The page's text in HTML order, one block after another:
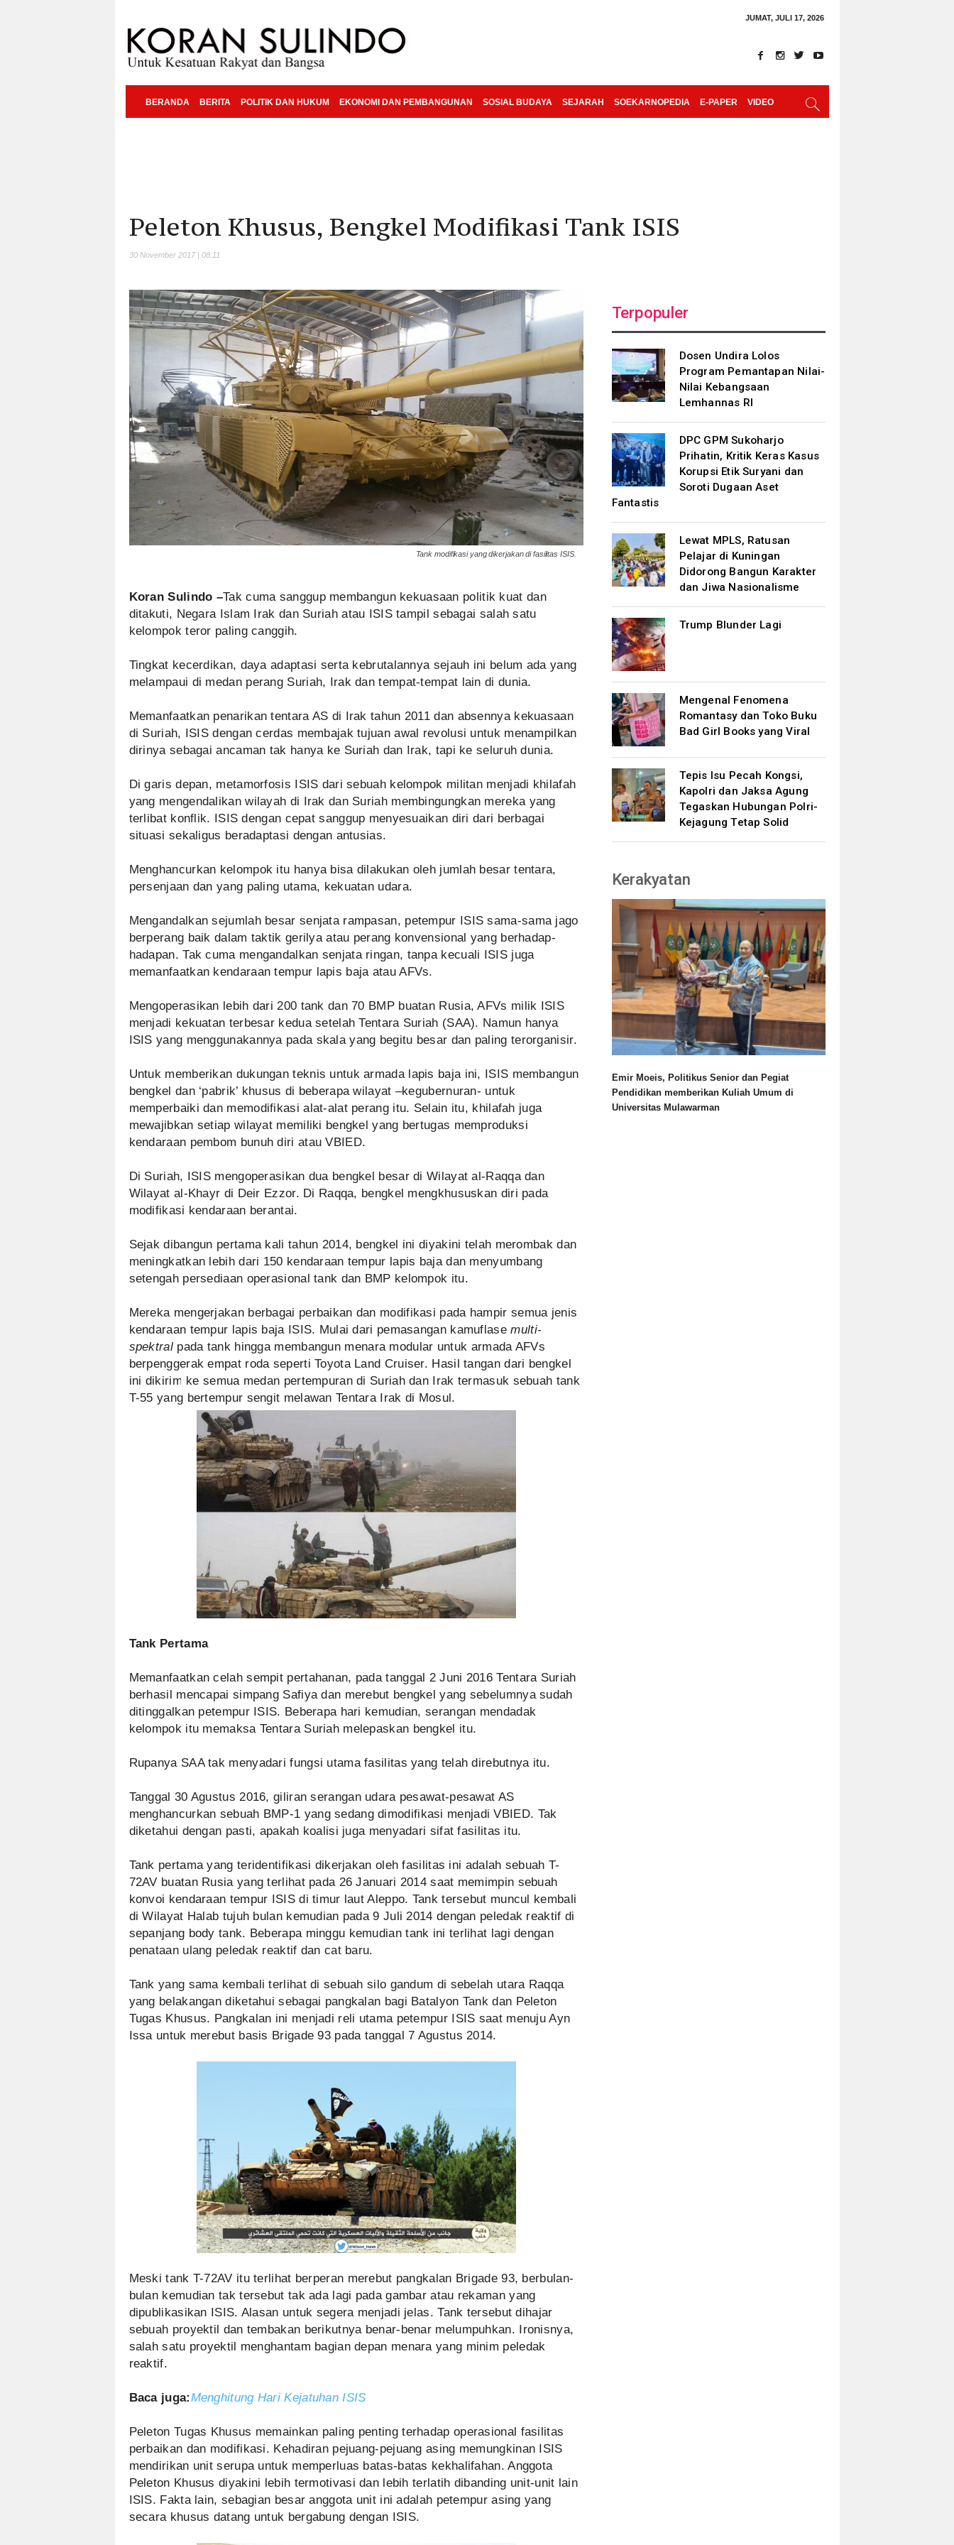
JUMAT, JULI 17, 2026
BERANDA BERITA POLITIK DAN HUKUM EKONOMI DAN PEMBANGUNAN SOSIAL BUDAYA SEJARAH SOEKARNOPEDIA E-PAPER VIDEO
Peleton Khusus, Bengkel Modifikasi Tank ISIS
30 November 2017 | 08:11
Tank modifikasi yang dikerjakan di fasilitas ISIS.
Koran Sulindo –Tak cuma sanggup membangun kekuasaan politik kuat dan
ditakuti, Negara Islam Irak dan Suriah atau ISIS tampil sebagai salah satu
kelompok teror paling canggih.
Tingkat kecerdikan, daya adaptasi serta kebrutalannya sejauh ini belum ada yang
melampaui di medan perang Suriah, Irak dan tempat-tempat lain di dunia.
Memanfaatkan penarikan tentara AS di Irak tahun 2011 dan absennya kekuasaan
di Suriah, ISIS dengan cerdas membajak tujuan awal revolusi untuk menampilkan
dirinya sebagai ancaman tak hanya ke Suriah dan Irak, tapi ke seluruh dunia.
Di garis depan, metamorfosis ISIS dari sebuah kelompok militan menjadi khilafah
yang mengendalikan wilayah di Irak dan Suriah membingungkan mereka yang
terlibat konflik. ISIS dengan cepat sanggup menyesuaikan diri dari berbagai
situasi sekaligus beradaptasi dengan antusias.
Menghancurkan kelompok itu hanya bisa dilakukan oleh jumlah besar tentara,
persenjaan dan yang paling utama, kekuatan udara.
Mengandalkan sejumlah besar senjata rampasan, petempur ISIS sama-sama jago
berperang baik dalam taktik gerilya atau perang konvensional yang berhadap-
hadapan. Tak cuma mengandalkan senjata ringan, tanpa kecuali ISIS juga
memanfaatkan kendaraan tempur lapis baja atau AFVs.
Mengoperasikan lebih dari 200 tank dan 70 BMP buatan Rusia, AFVs milik ISIS
menjadi kekuatan terbesar kedua setelah Tentara Suriah (SAA). Namun hanya
ISIS yang menggunakannya pada skala yang begitu besar dan paling terorganisir.
Untuk memberikan dukungan teknis untuk armada lapis baja ini, ISIS membangun
bengkel dan ‘pabrik’ khusus di beberapa wilayat –kegubernuran- untuk
memperbaiki dan memodifikasi alat-alat perang itu. Selain itu, khilafah juga
mewajibkan setiap wilayat memiliki bengkel yang bertugas memproduksi
kendaraan pembom bunuh diri atau VBIED.
Di Suriah, ISIS mengoperasikan dua bengkel besar di Wilayat al-Raqqa dan
Wilayat al-Khayr di Deir Ezzor. Di Raqqa, bengkel mengkhususkan diri pada
modifikasi kendaraan berantai.
Sejak dibangun pertama kali tahun 2014, bengkel ini diyakini telah merombak dan
meningkatkan lebih dari 150 kendaraan tempur lapis baja dan menyumbang
setengah persediaan operasional tank dan BMP kelompok itu.
Mereka mengerjakan berbagai perbaikan dan modifikasi pada hampir semua jenis
kendaraan tempur lapis baja ISIS. Mulai dari pemasangan kamuflasemulti-
spektralpada tank hingga membangun menara modular untuk armada AFVs
berpenggerak empat roda seperti Toyota Land Cruiser. Hasil tangan dari bengkel
ini dikirim ke semua medan pertempuran di Suriah dan Irak termasuk sebuah tank
T-55 yang bertempur sengit melawan Tentara Irak di Mosul.
Tank Pertama
Memanfaatkan celah sempit pertahanan, pada tanggal 2 Juni 2016 Tentara Suriah
berhasil mencapai simpang Safiya dan merebut bengkel yang sebelumnya sudah
ditinggalkan petempur ISIS. Beberapa hari kemudian, serangan mendadak
kelompok itu memaksa Tentara Suriah melepaskan bengkel itu.
Rupanya SAA tak menyadari fungsi utama fasilitas yang telah direbutnya itu.
Tanggal 30 Agustus 2016, giliran serangan udara pesawat-pesawat AS
menghancurkan sebuah BMP-1 yang sedang dimodifikasi menjadi VBIED. Tak
diketahui dengan pasti, apakah koalisi juga menyadari sifat fasilitas itu.
Tank pertama yang teridentifikasi dikerjakan oleh fasilitas ini adalah sebuah T-
72AV buatan Rusia yang terlihat pada 26 Januari 2014 saat memimpin sebuah
konvoi kendaraan tempur ISIS di timur laut Aleppo. Tank tersebut muncul kembali
di Wilayat Halab tujuh bulan kemudian pada 9 Juli 2014 dengan peledak reaktif di
sepanjang body tank. Beberapa minggu kemudian tank ini terlihat lagi dengan
penataan ulang peledak reaktif dan cat baru.
Tank yang sama kembali terlihat di sebuah silo gandum di sebelah utara Raqqa
yang belakangan diketahui sebagai pangkalan bagi Batalyon Tank dan Peleton
Tugas Khusus. Pangkalan ini menjadi reli utama petempur ISIS saat menuju Ayn
Issa untuk merebut basis Brigade 93 pada tanggal 7 Agustus 2014.
Meski tank T-72AV itu terlihat berperan merebut pangkalan Brigade 93, berbulan-
bulan kemudian tak tersebut tak ada lagi pada gambar atau rekaman yang
dipublikasikan ISIS. Alasan untuk segera menjadi jelas. Tank tersebut dihajar
sebuah proyektil dan tembakan berikutnya benar-benar melumpuhkan. Ironisnya,
salah satu proyektil menghantam bagian depan menara yang minim peledak
reaktif.
Baca juga:Menghitung Hari Kejatuhan ISIS
Peleton Tugas Khusus memainkan paling penting terhadap operasional fasilitas
perbaikan dan modifikasi. Kehadiran pejuang-pejuang asing memungkinan ISIS
mendirikan unit serupa untuk memperluas batas-batas kekhalifahan. Anggota
Peleton Khusus diyakini lebih termotivasi dan lebih terlatih dibanding unit-unit lain
ISIS. Fakta lain, sebagian besar anggota unit ini adalah petempur asing yang
secara khusus datang untuk bergabung dengan ISIS.
Terpopuler
Dosen Undira Lolos
Program Pemantapan Nilai-
Nilai Kebangsaan
Lemhannas RI
DPC GPM Sukoharjo
Prihatin, Kritik Keras Kasus
Korupsi Etik Suryani dan
Soroti Dugaan Aset
Fantastis
Lewat MPLS, Ratusan
Pelajar di Kuningan
Didorong Bangun Karakter
dan Jiwa Nasionalisme
Trump Blunder Lagi
Mengenal Fenomena
Romantasy dan Toko Buku
Bad Girl Books yang Viral
Tepis Isu Pecah Kongsi,
Kapolri dan Jaksa Agung
Tegaskan Hubungan Polri-
Kejagung Tetap Solid
Kerakyatan
Emir Moeis, Politikus Senior dan Pegiat
Pendidikan memberikan Kuliah Umum di
Universitas Mulawarman